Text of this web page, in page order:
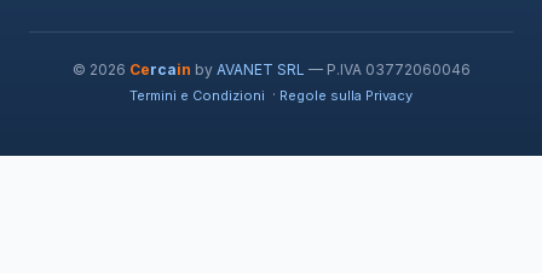
© 2026 Cercain by AVANET SRL — P.IVA 03772060046
Termini e Condizioni · Regole sulla Privacy